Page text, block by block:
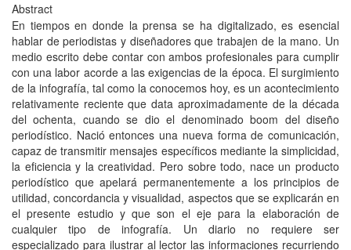
Abstract
En tiempos en donde la prensa se ha digitalizado, es esencial
hablar de periodistas y diseñadores que trabajen de la mano. Un
medio escrito debe contar con ambos profesionales para cumplir
con una labor acorde a las exigencias de la época. El surgimiento
de la infografía, tal como la conocemos hoy, es un acontecimiento
relativamente reciente que data aproximadamente de la década
del ochenta, cuando se dio el denominado boom del diseño
periodístico. Nació entonces una nueva forma de comunicación,
capaz de transmitir mensajes específicos mediante la simplicidad,
la eficiencia y la creatividad. Pero sobre todo, nace un producto
periodístico que apelará permanentemente a los principios de
utilidad, concordancia y visualidad, aspectos que se explicarán en
el presente estudio y que son el eje para la elaboración de
cualquier tipo de infografía. Un diario no requiere ser
especializado para ilustrar al lector las informaciones recurriendo